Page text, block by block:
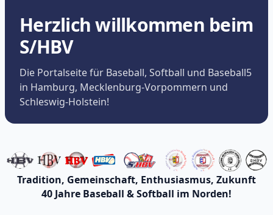
Herzlich willkommen beim
S/HBV
Die Portalseite für Baseball, Softball und Baseball5
in Hamburg, Mecklenburg-Vorpommern und
Schleswig-Holstein!
Tradition, Gemeinschaft, Enthusiasmus, Zukunft
40 Jahre Baseball & Softball im Norden!